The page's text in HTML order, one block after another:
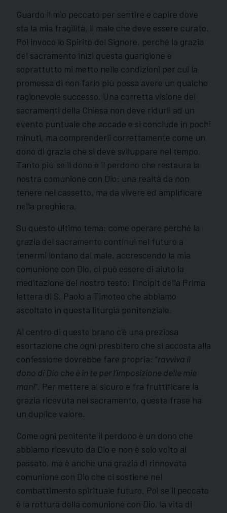
Guardo il mio peccato per sentire e capire dove
sta la mia fragilità, il male che deve essere curato.
Poi invoco lo Spirito del Signore, perché la grazia
del sacramento inizi questa guarigione e
soprattutto mi metto nelle condizioni per cui la
promessa di non farlo più possa avere un qualche
ragionevole successo. Una corretta visione dei
sacramenti della Chiesa non deve ridurli ad un
evento puntuale che accade e si conclude in pochi
minuti, ma comprenderli correttamente come un
dono di grazia che si deve sviluppare nel tempo.
Tanto più se il dono è il perdono che restaura la
nostra comunione con Dio: una realtà da non
tenere nel cassetto, ma da vivere ed amplificare
nella preghiera.
Su questo ultimo tema: come operare perché la
grazia del sacramento continui nel futuro a
tenermi lontano dal male, accrescendo la mia
comunione con Dio, ci può essere di aiuto la
meditazione del nostro testo: l’incipit della Prima
lettera di S. Paolo a Timoteo che abbiamo
ascoltato in questa liturgia penitenziale.
Al centro di questo brano c’è una preziosa
esortazione che ogni presbitero che si accosta alla
confessione dovrebbe fare propria: “ravviva il
dono di Dio che è in te per l’imposizione delle mie
mani“. Per mettere al sicuro e fra fruttificare la
grazia ricevuta nel sacramento, questa frase ha
un duplice valore.
Come ogni penitente il perdono è un dono che
abbiamo ricevuto da Dio e non è solo volto al
passato, ma è anche una grazia di rinnovata
comunione con Dio che ci sostiene nel
combattimento spirituale futuro. Poi se il peccato
è la rottura della comunione con Dio, la vita di